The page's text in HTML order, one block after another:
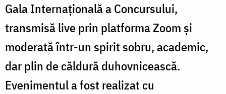
Gala Internațională a Concursului,
transmisă live prin platforma Zoom și
moderată într-un spirit sobru, academic,
dar plin de căldură duhovnicească.
Evenimentul a fost realizat cu